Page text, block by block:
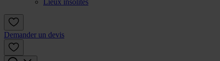
Lieux insolites
Demander un devis